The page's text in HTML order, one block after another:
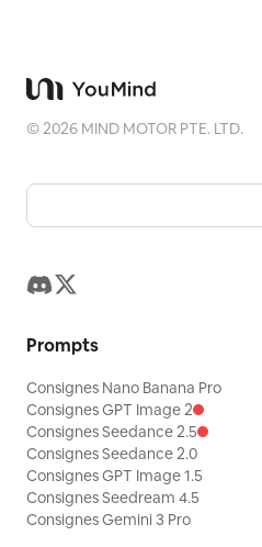
©2026 MIND MOTOR PTE. LTD.
Prompts
Consignes Nano Banana Pro
Consignes GPT Image 2
Consignes Seedance 2.5
Consignes Seedance 2.0
Consignes GPT Image 1.5
Consignes Seedream 4.5
Consignes Gemini 3 Pro